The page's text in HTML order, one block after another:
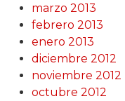
marzo 2013
febrero 2013
enero 2013
diciembre 2012
noviembre 2012
octubre 2012